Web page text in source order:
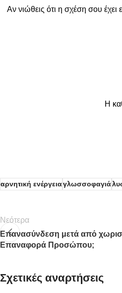
Αν νιώθεις ότι η σχέση σου
Η
αρνητική ενέργειαγλωσσοφαγιά
Νεότερα
Επανασύνδεση μετά από
Επαναφορά Προσώπου;
Σχετικές αναρτήσεις